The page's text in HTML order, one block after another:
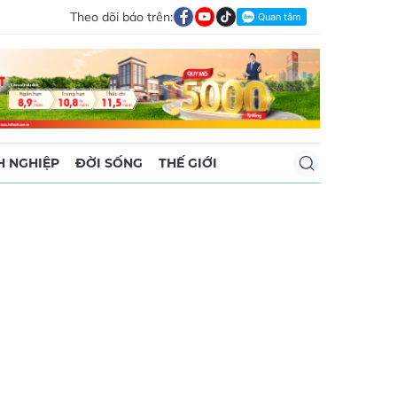
Theo dõi báo trên:
NGHIỆP ĐỜI SỐNG THẾ GIỚI